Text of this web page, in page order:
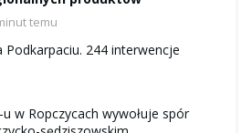
temu
Podkarpaciu. 244 interwencje
u w Ropczycach wywołuje spór